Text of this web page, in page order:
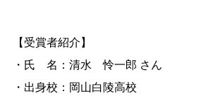
【受賞者紹介】
・氏 名：清水 怜一郎 さん
・出身校：岡山白陵高校